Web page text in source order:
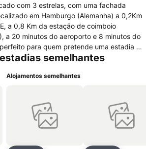
com 3 estrelas, com uma fachada
em Hamburgo (Alemanha) a 0,2Km
a 0,8 Km da estação de coimboio
a 20 minutos do aeroporto e 8 minutos do
para quem pretende uma estadia de
turistas (condições para alojar crianças
simples, duplos, para pessoas com
ar-condicionado, internet.Os quartos,
em tons de branco e vermelho,
secador, internet, tv por cabo, telefone,
semelhantes
Alojamentos semelhantes